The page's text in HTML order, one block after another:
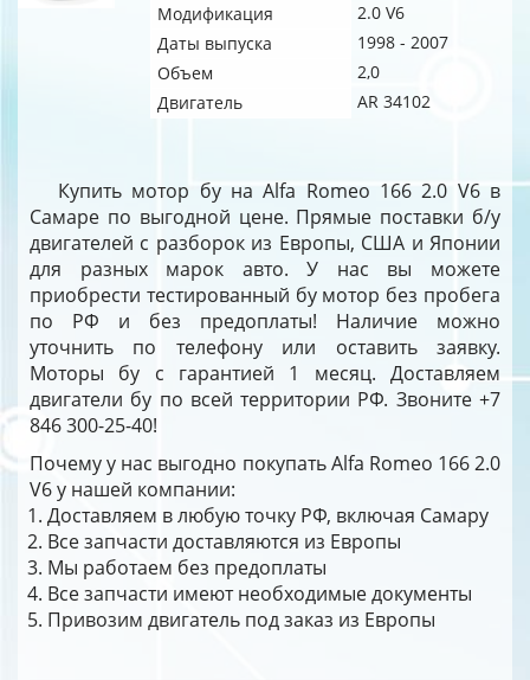
Модификация
2.0 V6
Даты выпуска
1998 - 2007
Объем
2,0
Двигатель
AR 34102
Купить мотор бу на Alfa Romeo 166 2.0 V6 в
Самаре по выгодной цене. Прямые поставки б/у
двигателей с разборок из Европы, США и Японии
для разных марок авто. У нас вы можете
приобрести тестированный бу мотор без пробега
по РФ и без предоплаты! Наличие можно
уточнить по телефону или оставить заявку.
Моторы бу с гарантией 1 месяц. Доставляем
двигатели бу по всей территории РФ. Звоните +7
846 300-25-40!
Почему у нас выгодно покупать Alfa Romeo 166 2.0
V6 у нашей компании:
Доставляем в любую точку РФ, включая Самару
Все запчасти доставляются из Европы
Мы работаем без предоплаты
Все запчасти имеют необходимые документы
Привозим двигатель под заказ из Европы